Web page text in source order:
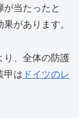
当たったと
があります。
り、全体の防護
甲は ドイツのレ